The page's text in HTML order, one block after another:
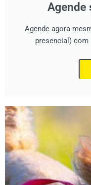
Agende
Agende agora
presencial) com